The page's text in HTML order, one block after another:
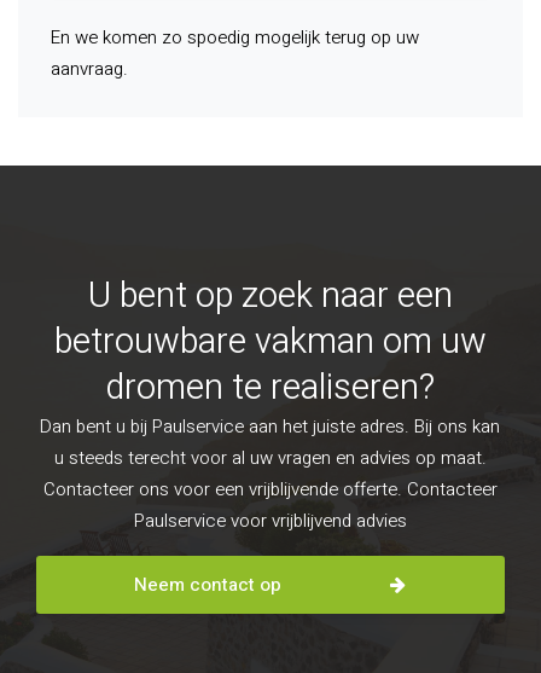
En we komen zo spoedig mogelijk terug op uw
aanvraag.
U bent op zoek naar een
betrouwbare vakman om uw
dromen te realiseren?
Dan bent u bij Paulservice aan het juiste adres. Bij ons kan
u steeds terecht voor al uw vragen en advies op maat.
Contacteer ons voor een vrijblijvende offerte. Contacteer
Paulservice voor vrijblijvend advies
Neem contact op